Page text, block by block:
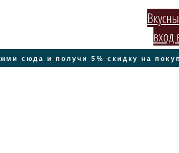
вход
жми сюда и получи 5% скидку на